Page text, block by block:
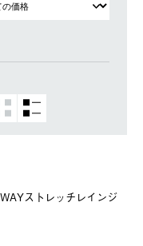
ストレッチレインジ